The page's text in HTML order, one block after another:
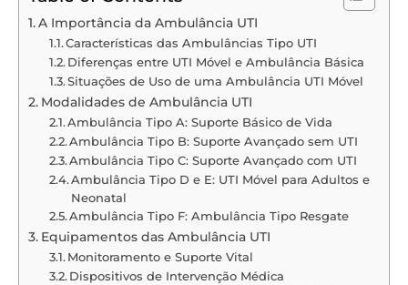
A Importância da Ambulância UTI
Características das Ambulâncias Tipo UTI
Diferenças entre UTI Móvel e Ambulância Básica
Situações de Uso de uma Ambulância UTI Móvel
Modalidades de Ambulância UTI
Ambulância Tipo A: Suporte Básico de Vida
Ambulância Tipo B: Suporte Avançado sem UTI
Ambulância Tipo C: Suporte Avançado com UTI
Ambulância Tipo D e E: UTI Móvel para Adultos e
Neonatal
Ambulância Tipo F: Ambulância Tipo Resgate
Equipamentos das Ambulância UTI
Monitoramento e Suporte Vital
Dispositivos de Intervenção Médica